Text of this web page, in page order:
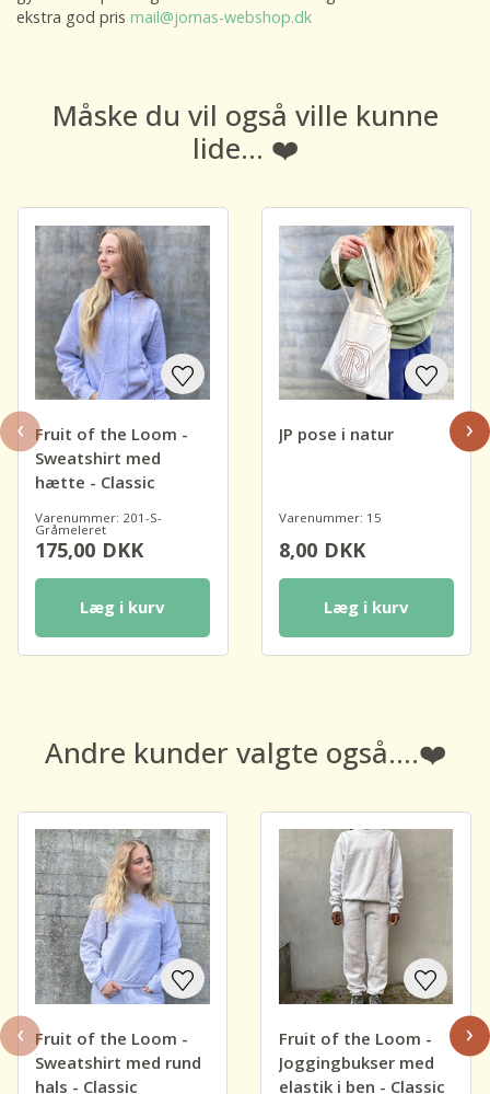
ekstra god pris mail@jornas-webshop.dk
Måske du vil også ville kunne
lide... ❤️
Fruit of the Loom -
Sweatshirt med
hætte - Classic
Varenummer: 201-S-
Gråmeleret
175,00DKK
Læg i kurv
JP pose i natur
Varenummer: 15
8,00DKK
Læg i kurv
‹ ›
Andre kunder valgte også....❤️
Fruit of the Loom -
Sweatshirt med rund
hals - Classic
Fruit of the Loom -
Joggingbukser med
elastik i ben - Classic
‹ ›